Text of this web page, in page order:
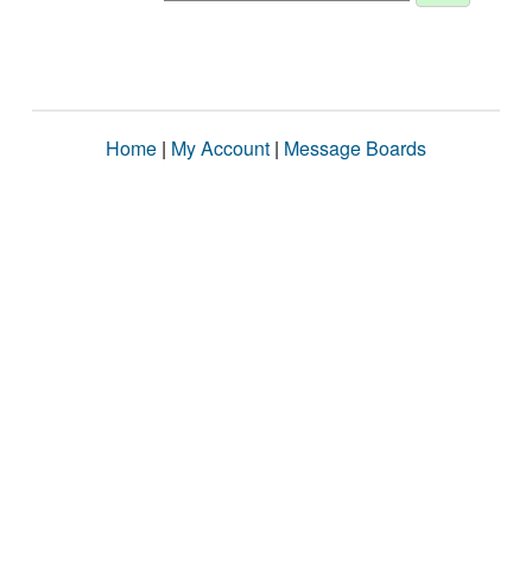
Home | My Account | Message Boards